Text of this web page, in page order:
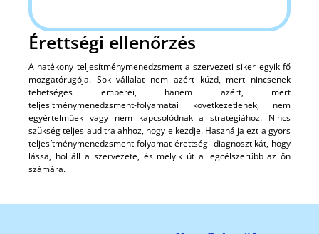
Érettségi ellenőrzés
A hatékony teljesítménymenedzsment a szervezeti siker egyik fő
mozgatórugója. Sok vállalat nem azért küzd, mert nincsenek
tehetséges emberei, hanem azért, mert
teljesítménymenedzsment-folyamatai következetlenek, nem
egyértelműek vagy nem kapcsolódnak a stratégiához. Nincs
szükség teljes auditra ahhoz, hogy elkezdje. Használja ezt a gyors
teljesítménymenedzsment-folyamat érettségi diagnosztikát, hogy
lássa, hol áll a szervezete, és melyik út a legcélszerűbb az ön
számára.